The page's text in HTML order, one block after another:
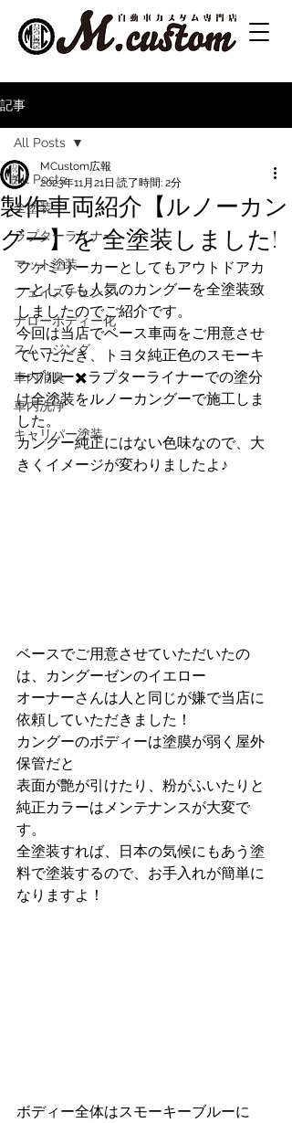
記事
All Posts
全塗装
ラプターライナー
マット塗装
フェイスチェンジ
ナローボディー化
スムージング
車内消臭
車内洗浄
キャリパー塗装
All Posts
製作車両紹介【ルノーカン
グー】を 全塗装しました!
MCustom広報
2023年11月21日 読了時間: 2分
ファミリーカーとしてもアウトドアカ
ーとしても人気のカングーを全塗装致
しましたのでご紹介です。
今回は当店でベース車両をご用意させ
ていただき、トヨタ純正色のスモーキ
ーブルー✖️ラプターライナーでの塗分
け全塗装をルノーカングーで施工しま
した。
カングー純正にはない色味なので、大
きくイメージが変わりましたよ♪
ベースでご用意させていただいたの
は、カングーゼンのイエロー
オーナーさんは人と同じが嫌で当店に
依頼していただきました！
カングーのボディーは塗膜が弱く屋外
保管だと
表面が艶が引けたり、粉がふいたりと
純正カラーはメンテナンスが大変で
す。
全塗装すれば、日本の気候にもあう塗
料で塗装するので、お手入れが簡単に
なりますよ！
ボディー全体はスモーキーブルーに